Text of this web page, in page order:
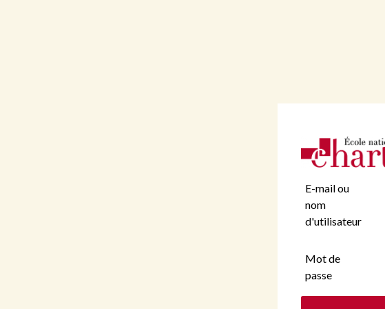
E-mail ou
nom
d'utilisateur
Mot de
passe